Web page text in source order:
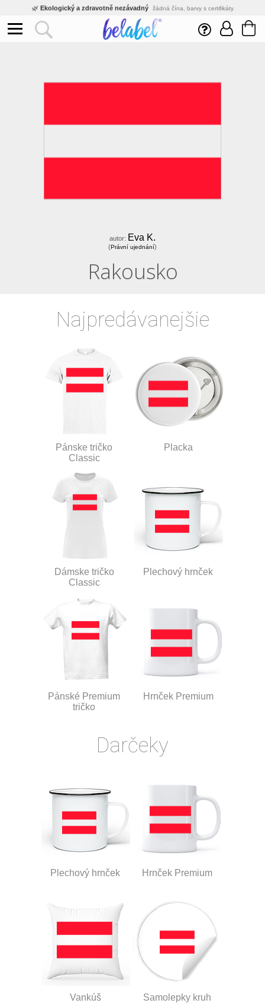
🌿 Ekologický a zdravotně nezávadný žádná čína, barvy s certifikáty
Inovativní výroba vlastní vývoj, nejnovější technologie
Rychlé dodání expedujeme do 24h
🛒Eshop s tradicí od roku 2010 tisíce spokojených zákazníků
autor: Eva K.
(Právní ujednání)
Rakousko
Najpredávanejšie
Pánske tričko
Classic
Placka
Dámske tričko
Classic
Plechový hrnček
Pánské Premium
tričko
Hrnček Premium
Darčeky
Plechový hrnček Hrnček Premium
Vankúš Samolepky kruh